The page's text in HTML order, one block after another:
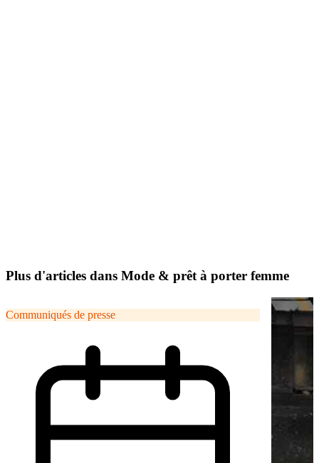
Plus d'articles dans Mode & prêt à porter femme
Communiqués de presse